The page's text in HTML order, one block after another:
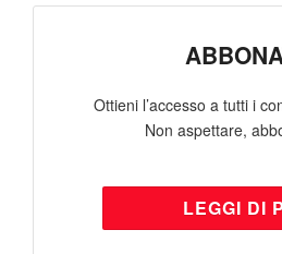
Ottieni l’accesso a tutti i
Non aspettare,
LEGGI DI